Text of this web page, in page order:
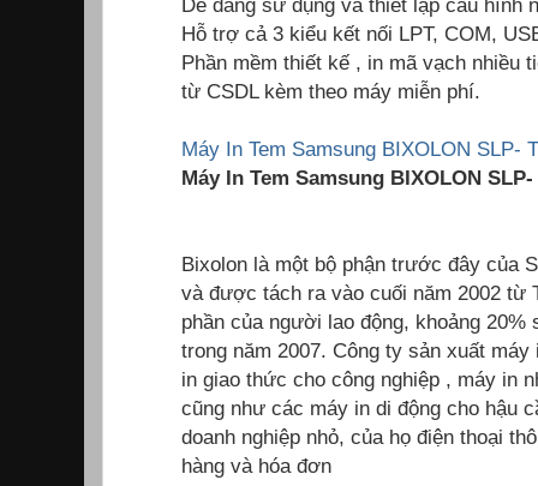
Hỗ trợ cả 3 kiểu kết nối LPT, COM,
Phần mềm thiết kế , in mã vạch nhiều
từ CSDL kèm theo máy miễn phí.
Máy In Tem Samsung BIXOLON SLP-
Máy In Tem Samsung BIXOLON SLP-
Bixolon là một bộ phận trước đây của
và được tách ra vào cuối năm 2002 từ
phần của người lao động, khoảng
trong năm 2007. Công ty sản xuất
in giao thức cho công nghiệp , máy in
cũng như các máy in di động cho hậu
doanh nghiệp nhỏ, của họ điện thoại
hàng và hóa đơn